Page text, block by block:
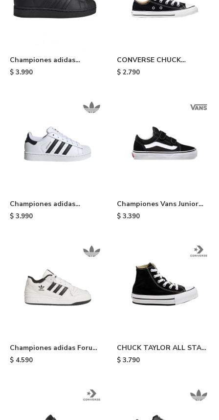
Championes adidas
Superstar II de niño - Black
$ 3.990
CONVERSE CHUCK
TAYLOR ALL STAR OX -
$ 2.790
Championes adidas
Superstar II de niño -
$ 3.990
Championes Vans Junior
Old Skool de niño - Black
$ 3.390
Championes adidas Forum
Low CL de niño -
$ 4.590
CHUCK TAYLOR ALL STAR
EVA LIFT PLATFORM -
$ 3.790